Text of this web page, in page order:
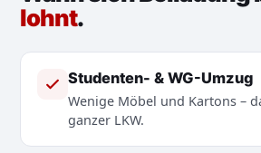
lohnt.
Studenten- & WG-Umzug
Wenige Möbel und Kartons –
ganzer LKW.